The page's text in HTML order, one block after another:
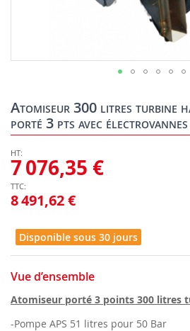
Atomiseur 300 litres turbine
porté 3 pts avec
8 491,62 €
7 076,35 €
Disponible sous 30 jours
Vue d’ensemble
Atomiseur porté 3 points 300 litres
-Pompe APS 51 litres pour 50 Bar
to
the
beginning
the
images
gallery